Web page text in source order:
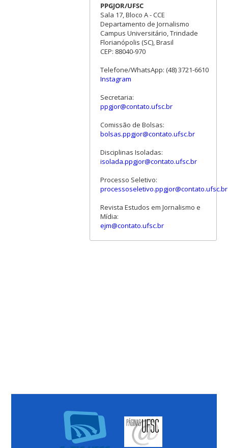
PPGJOR/UFSC
Sala 17, Bloco A - CCE
Departamento de Jornalismo
Campus Universitário, Trindade
Florianópolis (SC), Brasil
CEP: 88040-970
Telefone/WhatsApp: (48) 3721-6610
Instagram
Secretaria:
ppgjor@contato.ufsc.br
Comissão de Bolsas:
bolsas.ppgjor@contato.ufsc.br
Disciplinas Isoladas:
isolada.ppgjor@contato.ufsc.br
Processo Seletivo:
processoseletivo.ppgjor@contato.ufsc.br
Revista Estudos em Jornalismo e
Mídia:
ejm@contato.ufsc.br